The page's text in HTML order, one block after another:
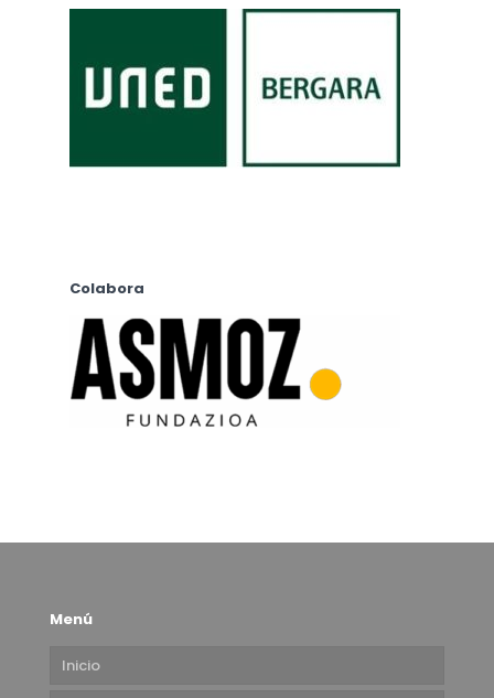
Colabora
Menú
Inicio